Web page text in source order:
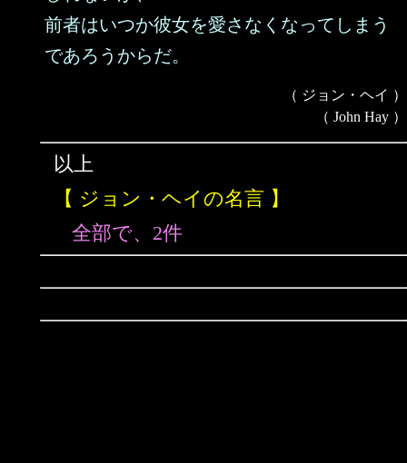
前者はいつか彼女を愛さなくなってしまう
であろうからだ。
（ ジョン・ヘイ ）
（ John Hay ）
以上
【 ジョン・ヘイの名言 】
全部で、2件